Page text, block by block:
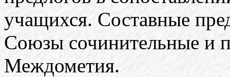
учащихся. Составные
Союзы сочинительные и
Междометия.